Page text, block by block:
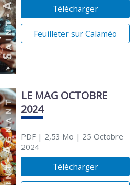
Télécharger
Feuilleter sur Calaméo
LE MAG OCTOBRE
2024
PDF| 2,53 Mo | 25 Octobre
2024
Télécharger